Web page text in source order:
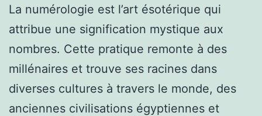
La numérologie est l’art ésotérique qui
attribue une signification mystique aux
nombres. Cette pratique remonte à des
millénaires et trouve ses racines dans
diverses cultures à travers le monde, des
anciennes civilisations égyptiennes et